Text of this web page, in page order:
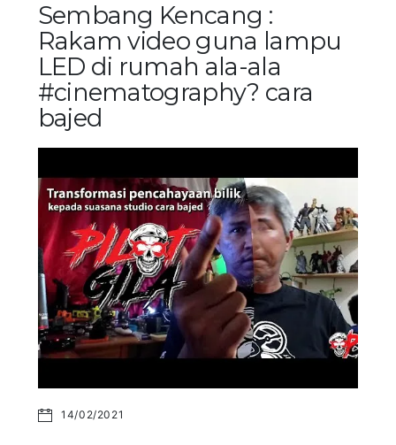
Sembang Kencang :
Rakam video guna lampu
LED di rumah ala-ala
#cinematography? cara
bajed
14/02/2021